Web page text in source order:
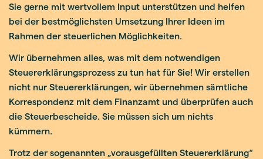
Sie gerne mit wertvollem Input unterstützen und helfen
bei der bestmöglichsten Umsetzung Ihrer Ideen im
Rahmen der steuerlichen Möglichkeiten.
Wir übernehmen alles, was mit dem notwendigen
Steuererklärungsprozess zu tun hat für Sie! Wir erstellen
nicht nur Steuererklärungen, wir übernehmen sämtliche
Korrespondenz mit dem Finanzamt und überprüfen auch
die Steuerbescheide. Sie müssen sich um nichts
kümmern.
Trotz der sogenannten „vorausgefüllten Steuererklärung“